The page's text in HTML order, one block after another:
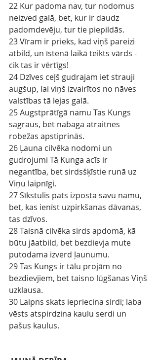
22 Kur padoma nav, tur nodomus
neizved galā, bet, kur ir daudz
padomdevēju, tur tie piepildās.
23 Vīram ir prieks, kad viņš pareizi
atbild, un īstenā laikā teikts vārds -
cik tas ir vērtīgs!
24 Dzīves ceļš gudrajam iet strauji
augšup, lai viņš izvairītos no nāves
valstības tā lejas galā.
25 Augstprātīgā namu Tas Kungs
sagraus, bet nabaga atraitnes
robežas apstiprinās.
26 Ļauna cilvēka nodomi un
gudrojumi Tā Kunga acīs ir
negantība, bet sirdsšķīstie runā uz
Viņu laipnīgi.
27 Sīkstulis pats izposta savu namu,
bet, kas ienīst uzpirkšanas dāvanas,
tas dzīvos.
28 Taisnā cilvēka sirds apdomā, kā
būtu jāatbild, bet bezdievja mute
putodama izverd ļaunumu.
29 Tas Kungs ir tālu projām no
bezdievjiem, bet taisno lūgšanas Viņš
uzklausa.
30 Laipns skats iepriecina sirdi; laba
vēsts atspirdzina kaulu serdi un
pašus kaulus.